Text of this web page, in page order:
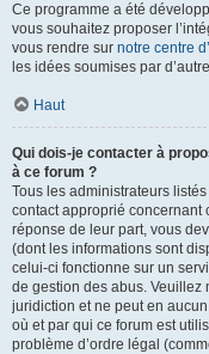
Ce programme a été
vous souhaitez proposer
vous rendre sur notre centre
les idées soumises par
Haut
Qui dois-je contacter à
à ce forum ?
Tous les administrateurs
contact approprié concernant
réponse de leur part, vous
(dont les informations sont
celui-ci fonctionne sur un
de gestion des abus. Veuillez
juridiction et ne peut en
où et par qui ce forum est
problème d’ordre légal